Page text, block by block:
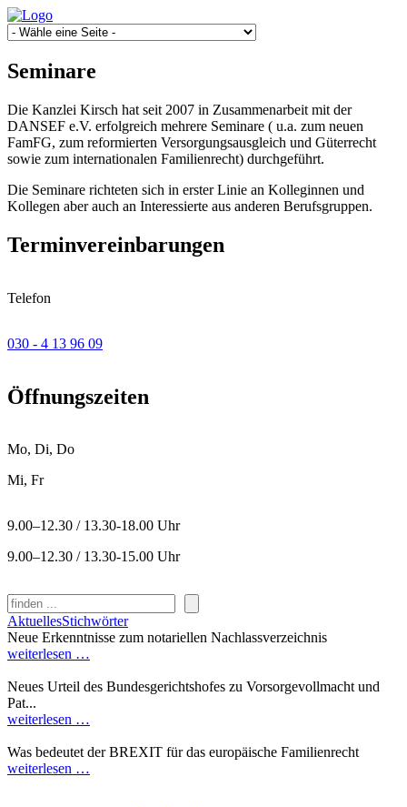
Seminare
Die Kanzlei Kirsch hat seit 2007 in Zusammenarbeit mit der
DANSEF e.V. erfolgreich mehrere Seminare ( u.a. zum neuen
FamFG, zum reformierten Versorgungsausgleich und Güterrecht
sowie zum internationalen Familienrecht) durchgeführt.
Die Seminare richteten sich in erster Linie an Kolleginnen und
Kollegen aber auch an Interessierte aus anderen Berufsgruppen.
Terminvereinbarungen
Telefon
030 - 4 13 96 09
Öffnungszeiten
Mo, Di, Do
Mi, Fr
9.00–12.30 / 13.30-18.00 Uhr
9.00–12.30 / 13.30-15.00 Uhr
Suchen
AktuellesStichwörter
Neue Erkenntnisse zum notariellen Nachlassverzeichnis
weiterlesen …
Neues Urteil des Bundesgerichtshofes zu Vorsorgevollmacht und
Pat...
weiterlesen …
Was bedeutet der BREXIT für das europäische Familienrecht
weiterlesen …